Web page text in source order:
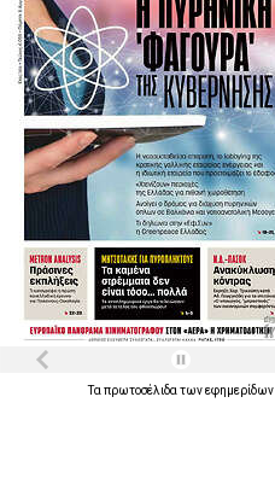
Ταπρωτοσέλιδατωνεφημερίδων